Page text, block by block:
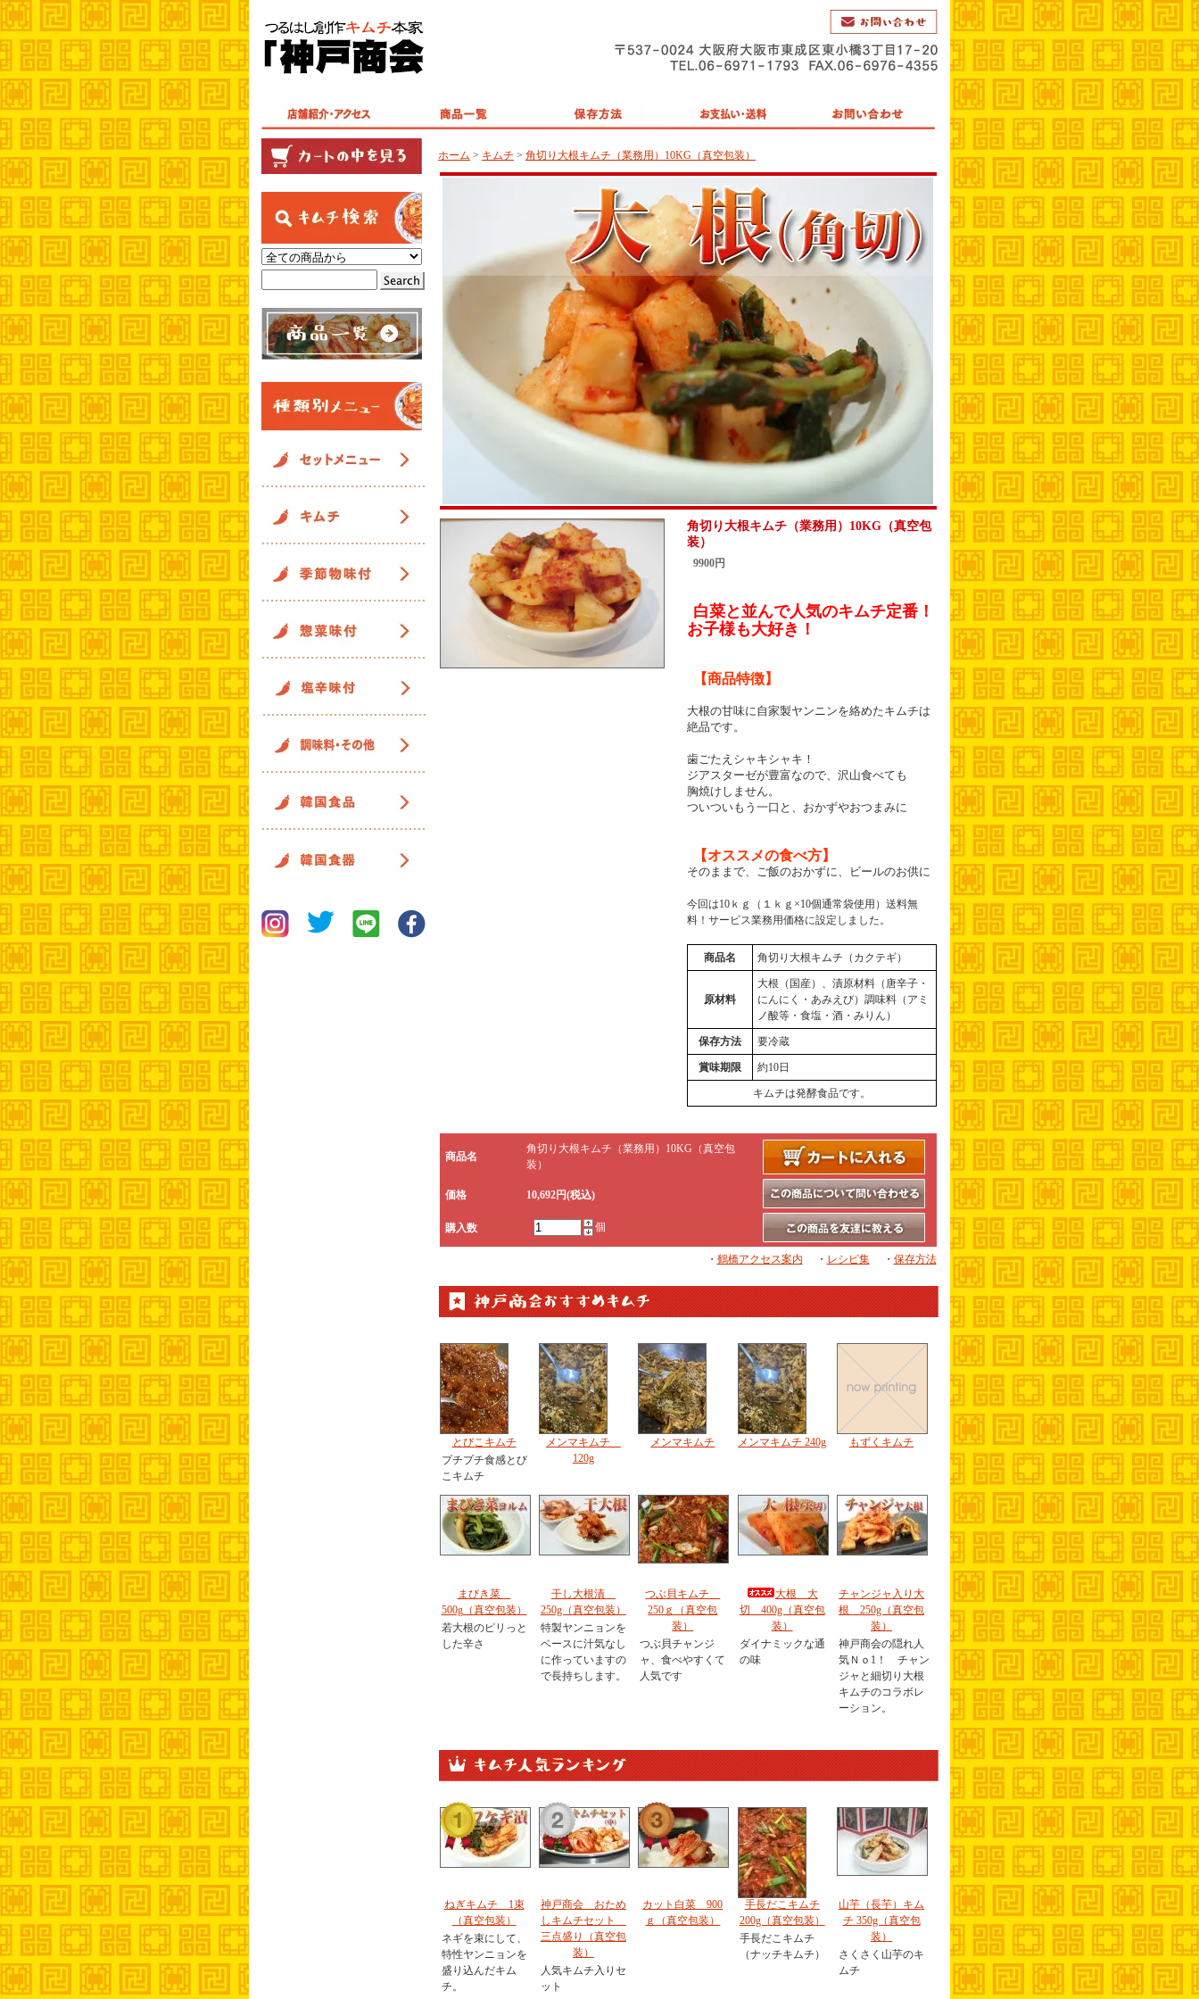
ホーム > キムチ > 角切り大根キムチ（業務用）10KG（真空包装）
角切り大根キムチ（業務用）10KG（真空包
装）
9900円
白菜と並んで人気のキムチ定番！
お子様も大好き！
【商品特徴】
大根の甘味に自家製ヤンニンを絡めたキムチは
絶品です。
歯ごたえシャキシャキ！
ジアスターゼが豊富なので、沢山食べても
胸焼けしません。
ついついもう一口と、おかずやおつまみに
【オススメの食べ方】
そのままで、ご飯のおかずに、ビールのお供に
今回は10ｋｇ（１ｋｇ×10個通常袋使用）送料無
料！サービス業務用価格に設定しました。
商品名 角切り大根キムチ（カクテギ）
原材料
大根（国産）、漬原材料（唐辛子・
にんにく・あみえび）調味料（アミ
ノ酸等・食塩・酒・みりん）
保存方法 要冷蔵
賞味期限 約10日
キムチは発酵食品です。
商品名
角切り大根キムチ（業務用）10KG（真空包
装）
価格 10,692円(税込)
購入数 個
・ 鶴橋アクセス案内 ・ レシピ集・ 保存方法
とびこキムチ
プチプチ食感とび
こキムチ
メンマキムチ
120g
メンマキムチ メンマキムチ 240g もずくキムチ
まびき菜
500g（真空包装）
若大根のピリっと
した辛さ
干し大根漬
250g（真空包装）
特製ヤンニョンを
ベースに汁気なし
に作っていますの
で長持ちします。
つぶ貝キムチ
250ｇ（真空包
装）
つぶ貝チャンジ
ャ、食べやすくて
人気です
大根 大
切 400g（真空包
装）
ダイナミックな通
の味
チャンジャ入り大
根 250g（真空包
装）
神戸商会の隠れ人
気Ｎｏ1！ チャン
ジャと細切り大根
キムチのコラボレ
ーション。
ねぎキムチ 1束
（真空包装）
ネギを束にして、
特性ヤンニョンを
盛り込んだキム
チ。
神戸商会 おため
しキムチセット
三点盛り（真空包
装）
人気キムチ入りセ
ット
カット白菜 900
ｇ（真空包装）
手長だこキムチ
200g（真空包装）
手長だこキムチ
（ナッチキムチ）
山芋（長芋）キム
チ 350g（真空包
装）
さくさく山芋のキ
ムチ